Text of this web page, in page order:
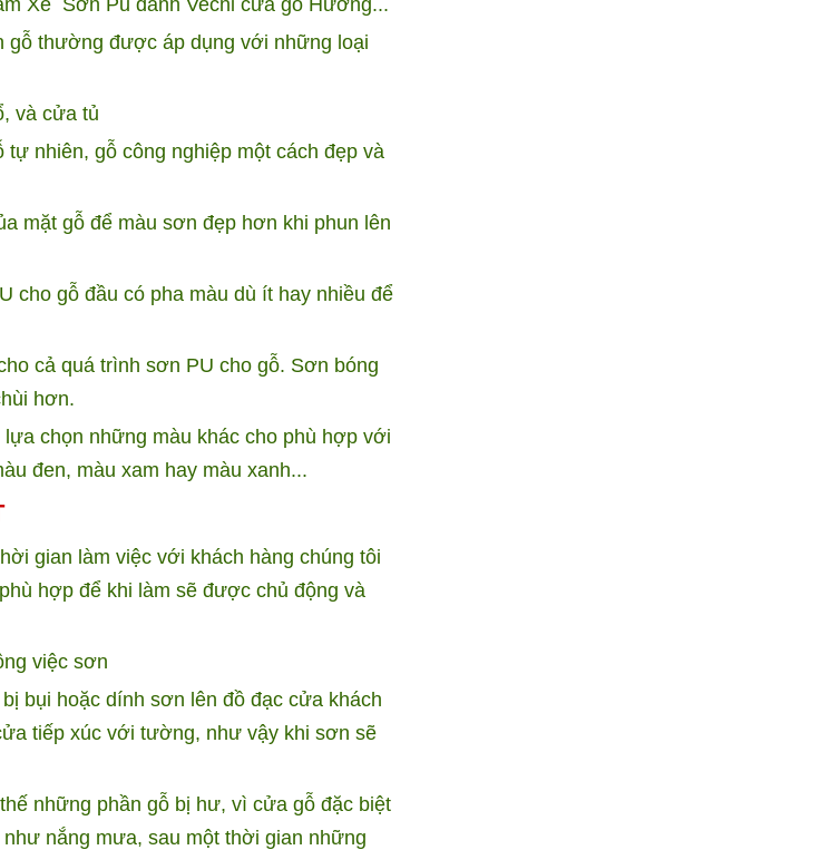
Xe Sơn Pu đánh Vecni cửa gỗ Hương...
gỗ thường được áp dụng với những loại
và cửa tủ
nhiên, gỗ công nghiệp một cách đẹp và
mặt gỗ để màu sơn đẹp hơn khi phun lên
cho gỗ đầu có pha màu dù ít hay nhiều để
cả quá trình sơn PU cho gỗ. Sơn bóng
hơn.
chọn những màu khác cho phù hợp với
đen, màu xam hay màu xanh...
gian làm việc với khách hàng chúng tôi
hợp để khi làm sẽ được chủ động và
việc sơn
bụi hoặc dính sơn lên đồ đạc cửa khách
tiếp xúc với tường, như vậy khi sơn sẽ
những phần gỗ bị hư, vì cửa gỗ đặc biệt
nắng mưa, sau một thời gian những